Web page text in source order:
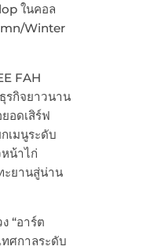
ในคอล
Winter
FAH
รกิจยาวนาน
อดเสิร์ฟ
เมนูระดับ
น้าไก่
ะยานสู่น่าน
“อาร์ต
ทศกาลระดับ